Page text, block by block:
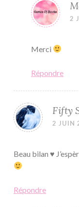
2
Merci
Répondre
Fifty
2 JUIN
Beau bilan ♥
Répondre